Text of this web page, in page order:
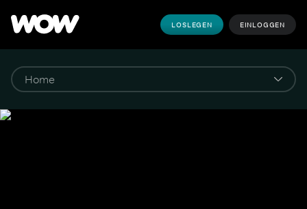
LOSLEGEN EINLOGGEN